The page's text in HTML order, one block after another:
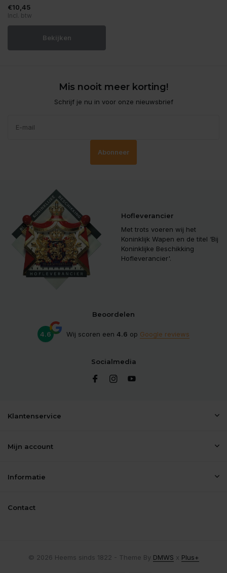
€10,45
Incl. btw
Bekijken
Mis nooit meer korting!
Schrijf je nu in voor onze nieuwsbrief
Abonneer
Hofleverancier
Met trots voeren wij het
Koninklijk Wapen en de titel ‘Bij
Koninklijke Beschikking
Hofleverancier'.
Beoordelen
4.6 Wij scoren een 4.6 op Google reviews
Socialmedia
Klantenservice
Mijn account
Informatie
Contact
© 2026 Heems sinds 1822 - Theme By DMWS x Plus+